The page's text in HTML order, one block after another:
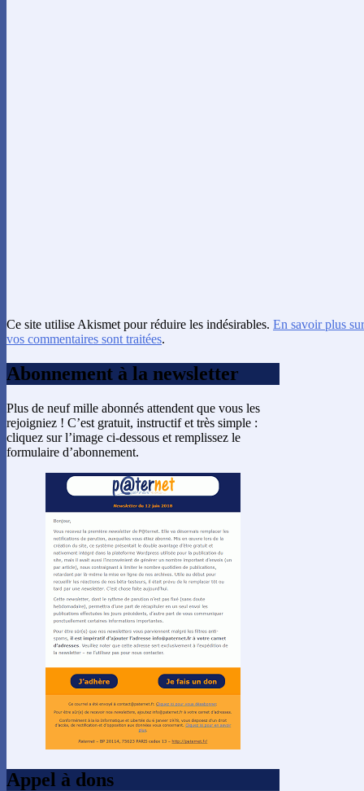
Ce site utilise Akismet pour réduire les indésirables. En savoir plus
vos commentaires sont traitées.
Abonnement à la newsletter
Plus de neuf mille abonnés attendent que vous les
rejoigniez ! C’est gratuit, instructif et très simple :
cliquez sur l’image ci-dessous et remplissez le
formulaire d’abonnement.
Appel à dons